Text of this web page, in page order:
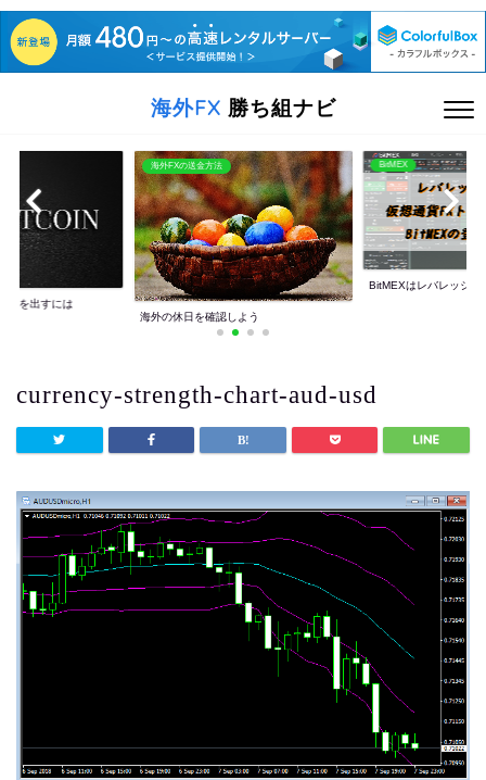
海外FX 勝ち組ナビ
益を出すには
海外FXの送金方法
海外の休日を確認しよう
BitMEX
BitMEXはレバレッジ
currency-strength-chart-aud-usd